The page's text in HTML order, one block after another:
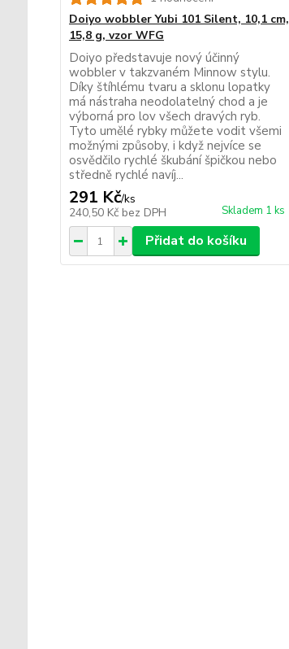
Doiyo wobbler Yubi 101 Silent, 10,1 cm,
15,8 g, vzor WFG
Doiyo představuje nový účinný
wobbler v takzvaném Minnow stylu.
Díky štíhlému tvaru a sklonu lopatky
má nástraha neodolatelný chod a je
výborná pro lov všech dravých ryb.
Tyto umělé rybky můžete vodit všemi
možnými způsoby, i když nejvíce se
osvědčilo rychlé škubání špičkou nebo
středně rychlé navíj...
291 Kč/ks
240,50 Kč bez DPH Skladem 1 ks
Přidat do košíku